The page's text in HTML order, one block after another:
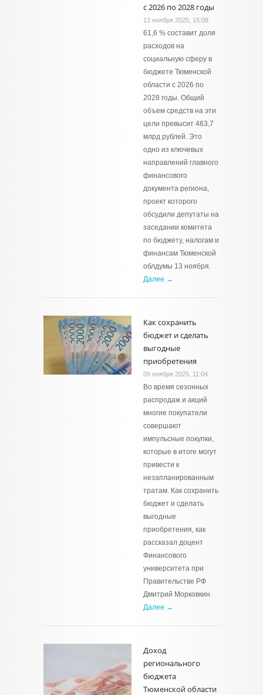
с 2026 по 2028 годы
13 ноября 2025, 15:08
61,6 % составит доля
расходов на
социальную сферу в
бюджете Тюменской
области с 2026 по
2028 годы. Общий
объем средств на эти
цели превысит 463,7
млрд рублей. Это
одно из ключевых
направлений главного
финансового
документа региона,
проект которого
обсудили депутаты на
заседании комитета
по бюджету, налогам и
финансам Тюменской
облдумы 13 ноября.
Далее →
Как сохранить
бюджет и сделать
выгодные
приобретения
09 ноября 2025, 11:04
Во время сезонных
распродаж и акций
многие покупатели
совершают
импульсные покупки,
которые в итоге могут
привести к
незапланированным
тратам. Как сохранить
бюджет и сделать
выгодные
приобретения, как
рассказал доцент
Финансового
университета при
Правительстве РФ
Дмитрий Морковкин.
Далее →
Доход
регионального
бюджета
Тюменской области